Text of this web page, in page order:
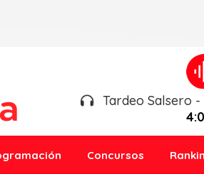
Tardeo Salsero
Concursos